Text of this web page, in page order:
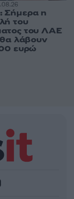
η
του
του ΛΑΕ
θα λάβουν
ευρώ